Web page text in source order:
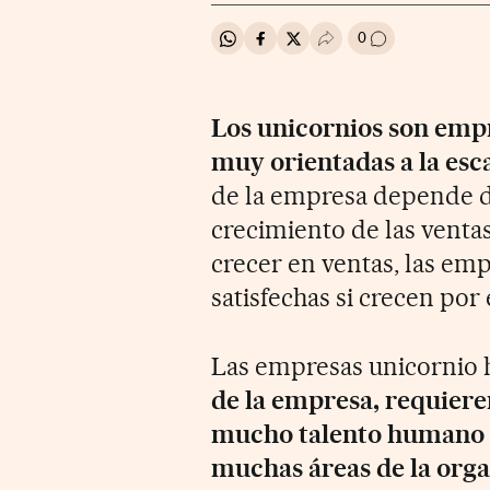
Compartir en Whatsapp
Compartir en Facebook
Compartir en Twitter
Desplegar Redes
0 Ir a los
Los unicornios son
muy orientadas a la
de la empresa depende
crecimiento de las
crecer en ventas, las
satisfechas si crecen
Las empresas unicornio
de la empresa,
mucho talento
muchas áreas de la